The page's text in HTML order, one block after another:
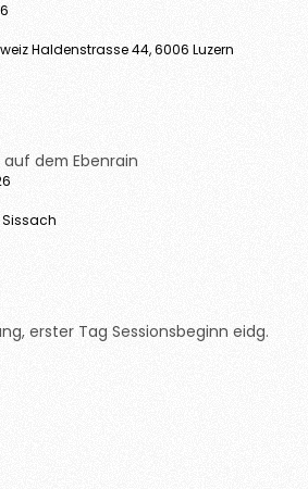
Haldenstrasse 44, 6006 Luzern
dem Ebenrain
erster Tag Sessionsbeginn eidg.